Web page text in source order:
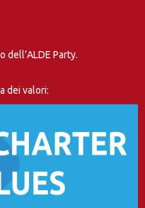
dell’ALDE Party.
dei valori: